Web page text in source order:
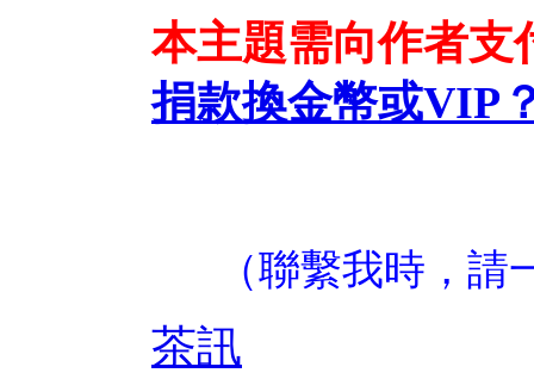
本主題需向作者
捐款換金幣或VIP
（聯繫我時，請
茶訊